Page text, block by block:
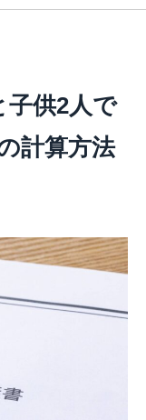
子供2人で
計算方法